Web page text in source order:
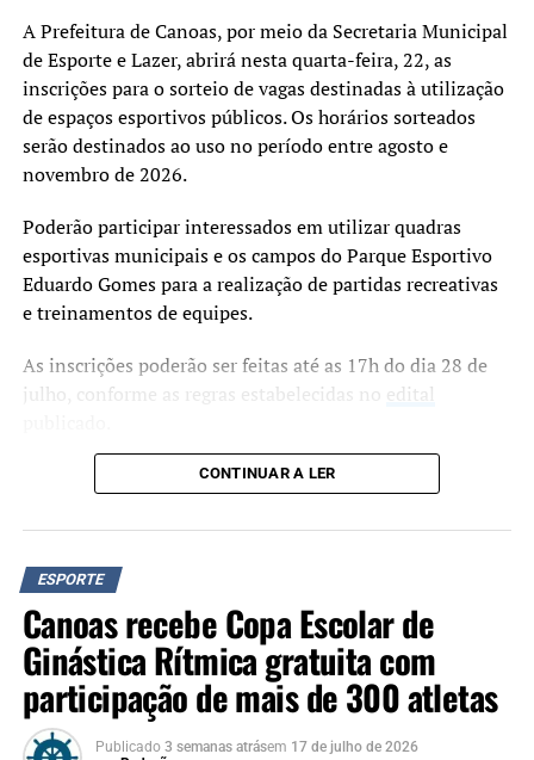
A Prefeitura de Canoas, por meio da Secretaria Municipal
de Esporte e Lazer, abrirá nesta quarta-feira, 22, as
inscrições para o sorteio de vagas destinadas à utilização
de espaços esportivos públicos. Os horários sorteados
serão destinados ao uso no período entre agosto e
novembro de 2026.
Poderão participar interessados em utilizar quadras
esportivas municipais e os campos do Parque Esportivo
Eduardo Gomes para a realização de partidas recreativas
e treinamentos de equipes.
As inscrições poderão ser feitas até as 17h do dia 28 de
julho, conforme as regras estabelecidas no edital
O sorteio das vagas está marcado para o dia 30 de julho,
Municipal de Esporte e Lazer informa que a presença dos
inscritos ou de seus representantes será obrigatória no
momento do sorteio. Os participantes deverão apresentar
documento de identificação.
As inscrições podem ser feitas pela plataforma
cedencias.pages.dev. Outras informações podem ser
obtidas pelo telefone (51) 3236-1904.
CONTINUAR A LER
ESPORTE
Canoas recebe Copa Escolar de
Ginástica Rítmica gratuita com
participação de mais de 300 atletas
Publicado 3 semanas atrásem 17 de julho de 2026